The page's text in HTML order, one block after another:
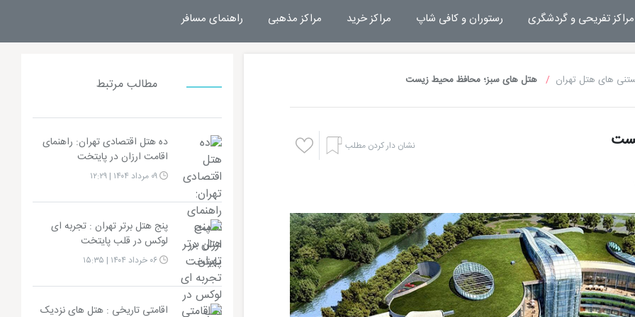
مراکز تفریحی و گردشگری رستوران و کافی شاپ مراکز خرید مراکز مذهبی راهنمای مسافر
های هتل تهران هتل های سبز؛ محافظ محیط زیست
نشان دار کردن مطلب
مطالب مرتبط
ده هتل اقتصادی تهران: راهنمای
اقامت ارزان در پایتخت
۰۹ مرداد ۱۴۰۴ | ۱۲:۲۹
پنج هتل برتر تهران : تجربه‌ ای
لوکس در قلب پایتخت
۰۶ خرداد ۱۴۰۴ | ۱۵:۳۵
اقامتی تاریخی : هتل های نزدیک